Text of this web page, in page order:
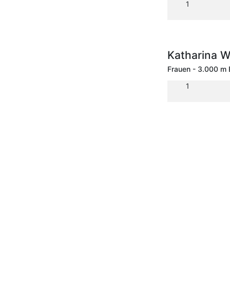
1
Katharina
Frauen - 3.000 m
1